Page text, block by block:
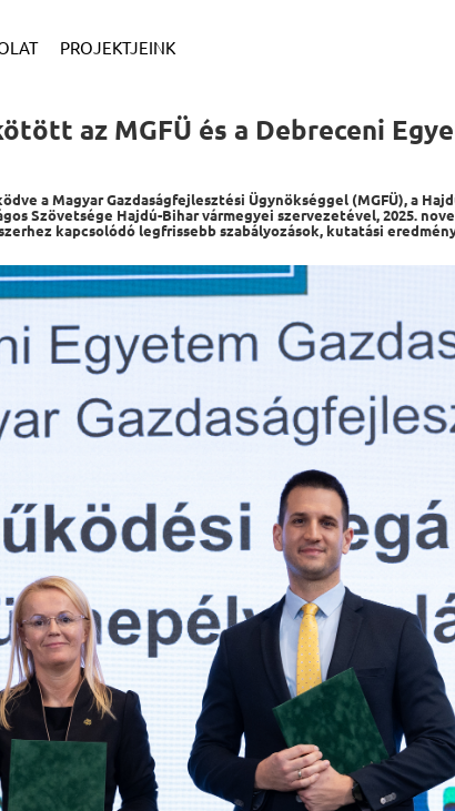
PROJEKTJEINK
az MGFÜ és a Debreceni
a Magyar Gazdaságfejlesztési Ügynökséggel (MGFÜ), a
Szövetsége Hajdú-Bihar vármegyei szervezetével, 2025.
kapcsolódó legfrissebb szabályozások, kutatási